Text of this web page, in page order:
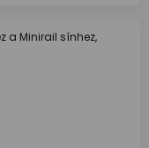
a Minirail sínhez,